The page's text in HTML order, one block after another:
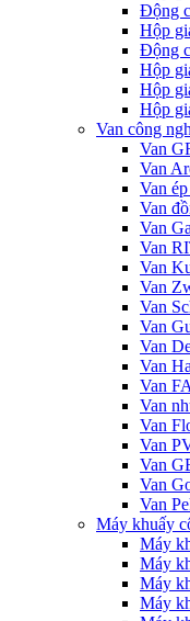
Động
Hộp
Động
Hộp
Hộp
Hộp
Van công
Van
Van
Van
Van
Van
Van
Van
Van
Van
Van
Van
Van
Van
Van
Van
Van
Van
Van
Van
Máy khuấy
Máy
Máy
Máy
Máy